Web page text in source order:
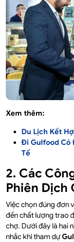
Xem thêm:
Du Lịch Kết
Đi Gulfood Có
Tế
2. Các
Phiên Dịch
Việc chọn đúng đơn
đến chất lượng trao
chợ. Dưới đây là hai
nhắc khi tham dự